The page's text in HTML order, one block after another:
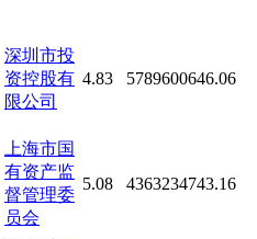
深圳市投
资控股有
限公司
4.83 5789600646.06
上海市国
有资产监
督管理委
员会
5.08 4363234743.16